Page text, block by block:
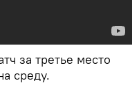
за третье место
среду.